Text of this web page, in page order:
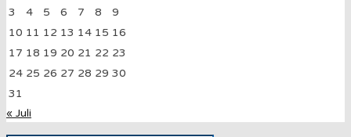
3
4 5 6 7 8
9
10 11 12 13 14 15 16
17 18 19 20 21 22 23
24 25 26 27 28 29 30
31
« Juli